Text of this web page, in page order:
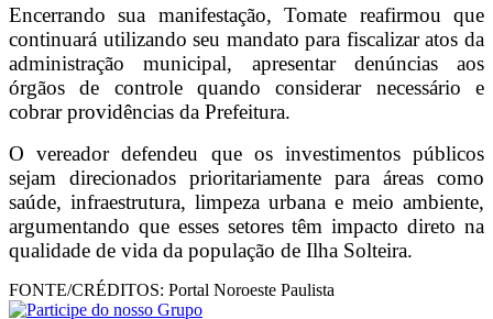
Encerrando sua manifestação, Tomate reafirmou que
continuará utilizando seu mandato para fiscalizar atos da
administração municipal, apresentar denúncias aos
órgãos de controle quando considerar necessário e
cobrar providências da Prefeitura.
O vereador defendeu que os investimentos públicos
sejam direcionados prioritariamente para áreas como
saúde, infraestrutura, limpeza urbana e meio ambiente,
argumentando que esses setores têm impacto direto na
qualidade de vida da população de Ilha Solteira.
FONTE/CRÉDITOS: Portal Noroeste Paulista